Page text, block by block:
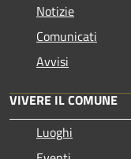
Notizie
Comunicati
Avvisi
VIVERE IL COMUNE
Luoghi